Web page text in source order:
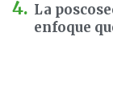
La
enfoque